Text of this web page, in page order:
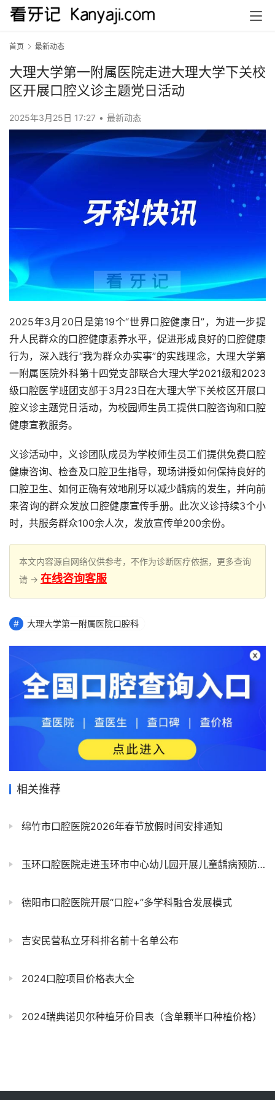
首页 最新动态
大理大学第一附属医院走进大理大学下关校
区开展口腔义诊主题党日活动
2025年3月25日 17:27 • 最新动态
2025年3月20日是第19个“世界口腔健康日”，为进一步提
升人民群众的口腔健康素养水平，促进形成良好的口腔健康
行为，深入践行“我为群众办实事”的实践理念，大理大学第
一附属医院外科第十四党支部联合大理大学2021级和2023
级口腔医学班团支部于3月23日在大理大学下关校区开展口
腔义诊主题党日活动，为校园师生员工提供口腔咨询和口腔
健康宣教服务。
义诊活动中，义诊团队成员为学校师生员工们提供免费口腔
健康咨询、检查及口腔卫生指导，现场讲授如何保持良好的
口腔卫生、如何正确有效地刷牙以减少龋病的发生，并向前
来咨询的群众发放口腔健康宣传手册。此次义诊持续3个小
时，共服务群众100余人次，发放宣传单200余份。
本文内容源自网络仅供参考，不作为诊断医疗依据，更多查询
请 → 在线咨询客服
大理大学第一附属医院口腔科
相关推荐
绵竹市口腔医院2026年春节放假时间安排通知
玉环口腔医院走进玉环市中心幼儿园开展儿童龋病预防公益项目
德阳市口腔医院开展“口腔+”多学科融合发展模式
吉安民营私立牙科排名前十名单公布
2024口腔项目价格表大全
2024瑞典诺贝尔种植牙价目表（含单颗半口种植价格）